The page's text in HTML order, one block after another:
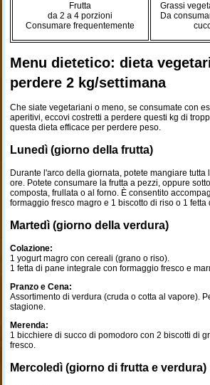
Frutta
da 2 a 4 porzioni
Consumare frequentemente
Grassi
Da
Menu dietetico: dieta
perdere 2 kg/settimana
Che siate vegetariani o meno, se consumate con
aperitivi, eccovi costretti a perdere questi kg di
questa dieta efficace per perdere peso.
Lunedì (giorno della frutta)
Durante l'arco della giornata, potete mangiare tutta
ore. Potete consumare la frutta a pezzi, oppure
composta, frullata o al forno. È consentito
formaggio fresco magro e 1 biscotto di riso o 1
Martedì (giorno della verdura)
Colazione:
1 yogurt magro con cereali (grano o riso).
1 fetta di pane integrale con formaggio fresco e
Pranzo e Cena:
Assortimento di verdura (cruda o cotta al vapore).
stagione.
Merenda:
1 bicchiere di succo di pomodoro con 2 biscotti di
fresco.
Mercoledì (giorno di frutta e verdura)